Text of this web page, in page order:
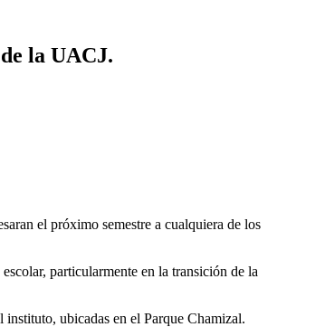
la UACJ.
el próximo semestre a cualquiera de los
particularmente en la transición de la
ubicadas en el Parque Chamizal.